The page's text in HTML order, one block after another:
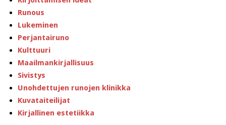
Runous
Lukeminen
Perjantairuno
Kulttuuri
Maailmankirjallisuus
Sivistys
Unohdettujen runojen klinikka
Kuvataiteilijat
Kirjallinen estetiikka